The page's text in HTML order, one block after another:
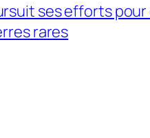
ses efforts
rares